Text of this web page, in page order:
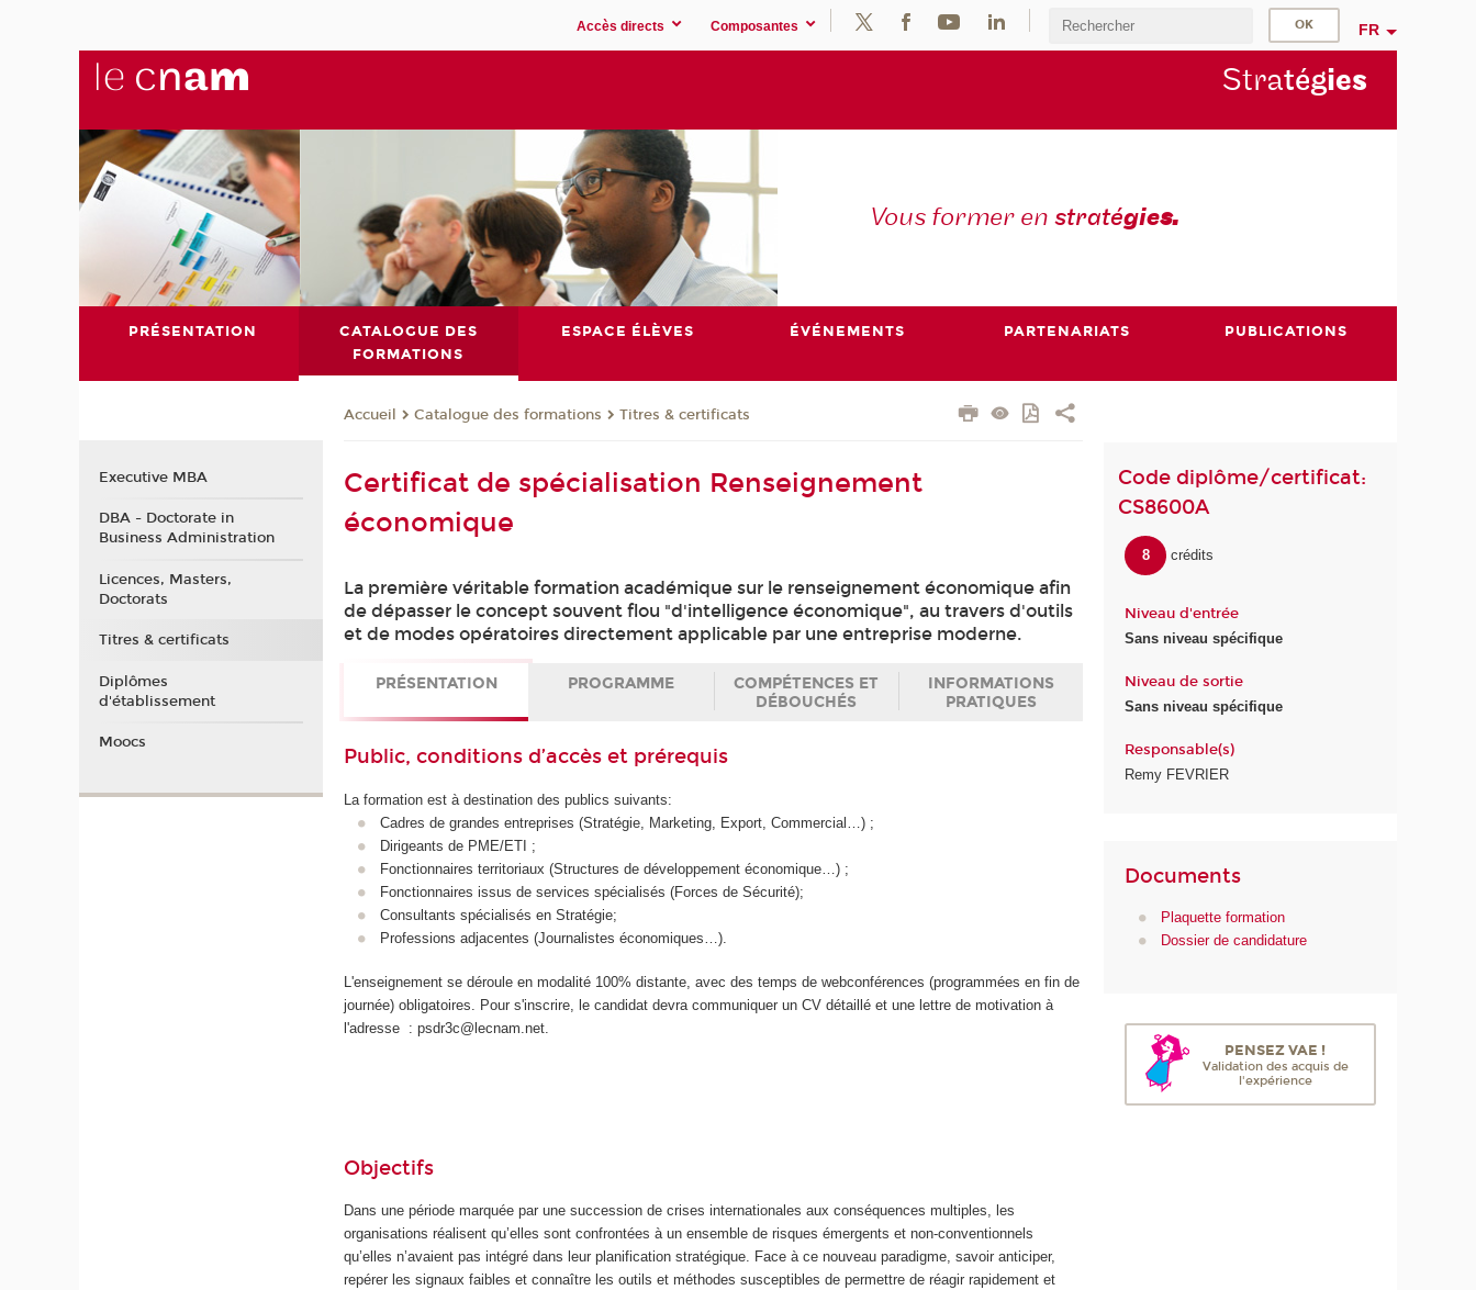
Accès directs Composantes FR
Stratégies
Vous former en stratégies.
PRÉSENTATION
CATALOGUE DES
FORMATIONS
ESPACE ÉLÈVES ÉVÉNEMENTS PARTENARIATS PUBLICATIONS
Accueil Catalogue des formations Titres & certificats
Certificat de spécialisation Renseignement
économique
La première véritable formation académique sur le renseignement économique afin
de dépasser le concept souvent flou "d'intelligence économique", au travers d'outils
et de modes opératoires directement applicable par une entreprise moderne.
PRÉSENTATION PROGRAMME
COMPÉTENCES ET
DÉBOUCHÉS
INFORMATIONS
PRATIQUES
Public, conditions d’accès et prérequis
La formation est à destination des publics suivants:
Cadres de grandes entreprises (Stratégie, Marketing, Export, Commercial…) ;
Dirigeants de PME/ETI ;
Fonctionnaires territoriaux (Structures de développement économique…) ;
Fonctionnaires issus de services spécialisés (Forces de Sécurité);
Consultants spécialisés en Stratégie;
Professions adjacentes (Journalistes économiques…).
L'enseignement se déroule en modalité 100% distante, avec des temps de webconférences (programmées en fin de
journée) obligatoires. Pour s'inscrire, le candidat devra communiquer un CV détaillé et une lettre de motivation à
l'adresse : psdr3c@lecnam.net.
Objectifs
Dans une période marquée par une succession de crises internationales aux conséquences multiples, les
organisations réalisent qu’elles sont confrontées à un ensemble de risques émergents et non-conventionnels
qu’elles n’avaient pas intégré dans leur planification stratégique. Face à ce nouveau paradigme, savoir anticiper,
repérer les signaux faibles et connaître les outils et méthodes susceptibles de permettre de réagir rapidement et
Code diplôme/certificat:
CS8600A
8 crédits
Niveau d'entrée
Sans niveau spécifique
Niveau de sortie
Sans niveau spécifique
Responsable(s)
Remy FEVRIER
Documents
Plaquette formation
Dossier de candidature
PENSEZ VAE !
Validation des acquis de
l'expérience
Executive MBA
DBA - Doctorate in
Business Administration
Licences, Masters,
Doctorats
Titres & certificats
Diplômes
d'établissement
Moocs